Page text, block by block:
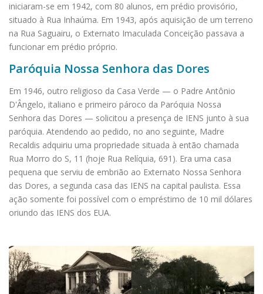
iniciaram-se em 1942, com 80 alunos, em prédio provisório,
situado à Rua Inhaúma. Em 1943, após aquisição de um terreno
na Rua Saguairu, o Externato Imaculada Conceição passava a
funcionar em prédio próprio.
Paróquia Nossa Senhora das Dores
Em 1946, outro religioso da Casa Verde — o Padre Antônio
D'Ângelo, italiano e primeiro pároco da Paróquia Nossa
Senhora das Dores — solicitou a presença de IENS junto à sua
paróquia. Atendendo ao pedido, no ano seguinte, Madre
Recaldis adquiriu uma propriedade situada à então chamada
Rua Morro do S, 11 (hoje Rua Relíquia, 691). Era uma casa
pequena que serviu de embrião ao Externato Nossa Senhora
das Dores, a segunda casa das IENS na capital paulista. Essa
ação somente foi possível com o empréstimo de 10 mil dólares
oriundo das IENS dos EUA.